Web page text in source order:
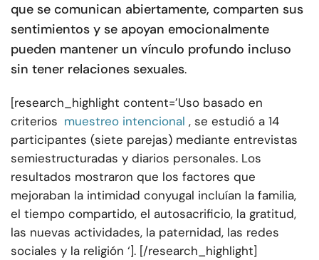
que se comunican abiertamente, comparten sus
sentimientos y se apoyan emocionalmente
pueden mantener un vínculo profundo incluso
sin tener relaciones sexuales.
[research_highlight content=’Uso basado en
criterios muestreo intencional , se estudió a 14
participantes (siete parejas) mediante entrevistas
semiestructuradas y diarios personales. Los
resultados mostraron que los factores que
mejoraban la intimidad conyugal incluían la familia,
el tiempo compartido, el autosacrificio, la gratitud,
las nuevas actividades, la paternidad, las redes
sociales y la religión ‘]. [/research_highlight]